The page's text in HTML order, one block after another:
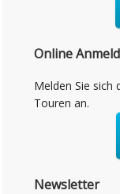
Online
Melden Sie sich
Touren an.
Newsletter